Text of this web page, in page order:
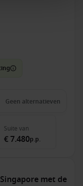
Geen alternatieven
Suite van
€ 7.480p.p.
met de